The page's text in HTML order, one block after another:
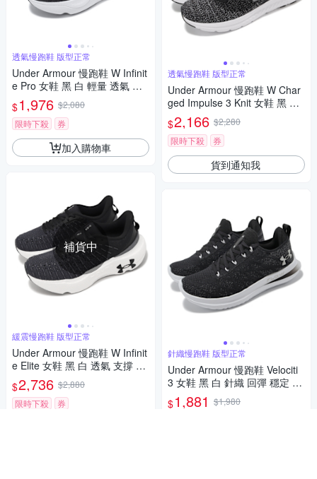
透氣慢跑鞋 版型正常
Under Armour 慢跑鞋 W Infinit
e Pro 女鞋 黑 白 輕量 透氣 緩
震 路跑 運動鞋 UA 302720000
1
$1,976 $2,080
限時下殺
券
加入購物車
補貨中
緩震慢跑鞋 版型正常
Under Armour 慢跑鞋 W Infinit
e Elite 女鞋 黑 白 透氣 支撐 緩
震 運動鞋 UA 3027199001
$2,736 $2,880
限時下殺
券
透氣慢跑鞋 版型正常
Under Armour 慢跑鞋 W Char
ged Impulse 3 Knit 女鞋 黑 白
透氣 緩衝 運動鞋 UA 3026686
001
$2,166 $2,280
限時下殺
券
貨到通知我
針織慢跑鞋 版型正常
Under Armour 慢跑鞋 Velociti
3 女鞋 黑 白 針織 回彈 穩定 Fl
ow 路跑 運動鞋 UA 30261240
02
$1,881 $1,980